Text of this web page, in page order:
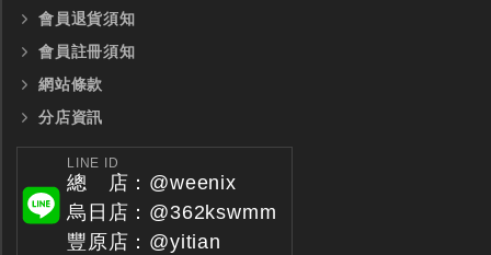
會員退貨須知
會員註冊須知
網站條款
分店資訊
LINE ID
總 店：@weenix
烏日店：@362kswmm
豐原店：@yitian